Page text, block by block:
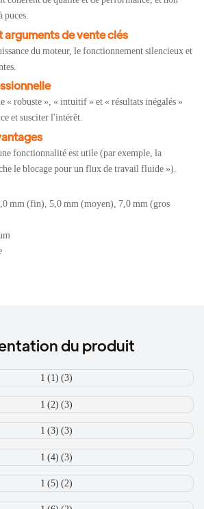
puces.
arguments de vente clés
du moteur, le fonctionnement silencieux et
« robuste », « intuitif » et « résultats inégalés »
et susciter l'intérêt.
fonctionnalité est utile (par exemple, la
le blocage pour un flux de travail fluide »).
mm (fin), 5,0 mm (moyen), 7,0 mm (gros
du produit